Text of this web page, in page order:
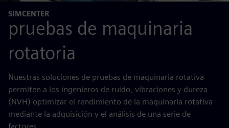
SIMCENTER
pruebas de maquinaria
rotatoria
Nuestras soluciones de pruebas de maquinaria rotativa
permiten a los ingenieros de ruido, vibraciones y dureza
(NVH) optimizar el rendimiento de la maquinaria rotativa
mediante la adquisición y el análisis de una serie de
factores.